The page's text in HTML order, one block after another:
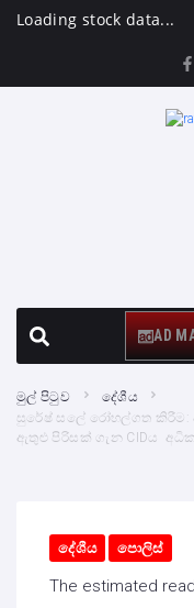
Loading stock data...
AD
මුල් පිටුව
දේශීය
සුරේෂ් සලේ රෝහල්ගත
ඇතුළු පිරිසක් ගැන CIDය
දේශීය පොලිස්
The estimated